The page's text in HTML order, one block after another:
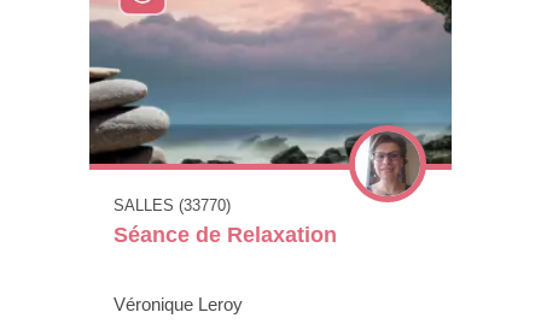
SALLES (33770)
Séance de Relaxation
Véronique Leroy